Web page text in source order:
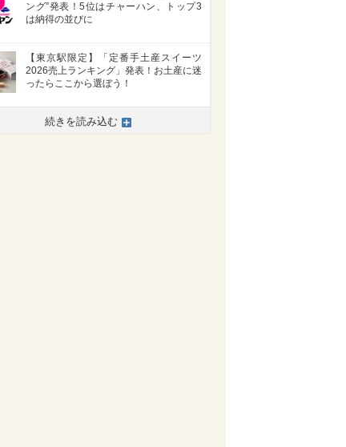
ング”発表！5位はチャーハン、トップ3
は納得の並びに
【東京駅限定】「定番手土産スイーツ
2026売上ランキング」発表！お土産に迷
ったらここから選ぼう！
続きを読み込む